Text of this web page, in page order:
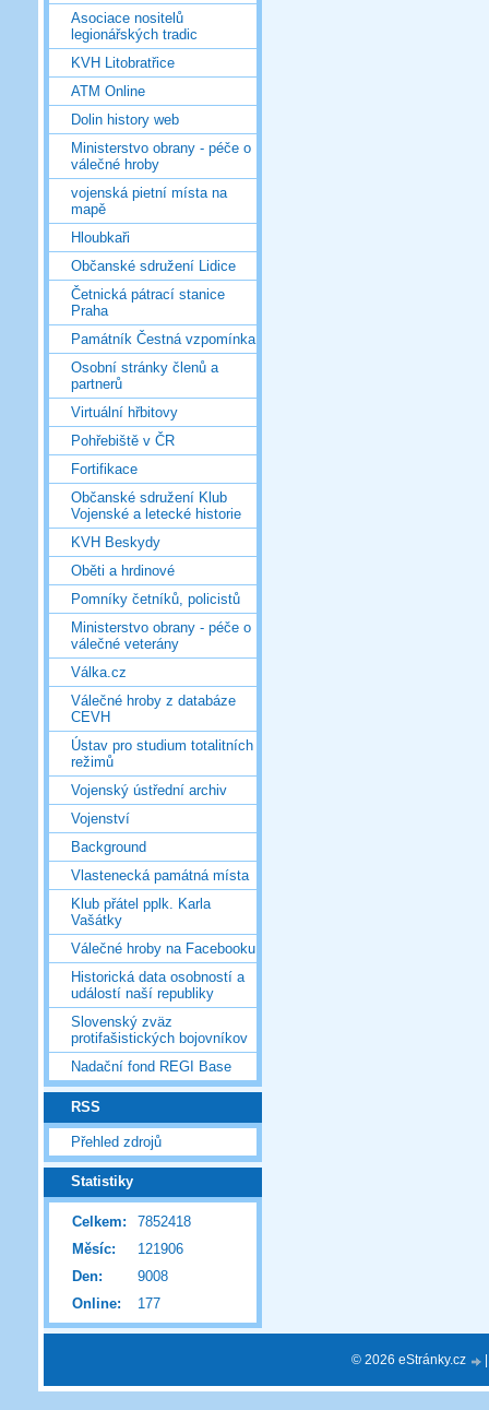
Asociace nositelů
legionářských tradic
KVH Litobratřice
ATM Online
Dolin history web
Ministerstvo obrany - péče o
válečné hroby
vojenská pietní místa na
mapě
Hloubkaři
Občanské sdružení Lidice
Četnická pátrací stanice
Praha
Památník Čestná vzpomínka
Osobní stránky členů a
partnerů
Virtuální hřbitovy
Pohřebiště v ČR
Fortifikace
Občanské sdružení Klub
Vojenské a letecké historie
KVH Beskydy
Oběti a hrdinové
Pomníky četníků, policistů
Ministerstvo obrany - péče o
válečné veterány
Válka.cz
Válečné hroby z databáze
CEVH
Ústav pro studium totalitních
režimů
Vojenský ústřední archiv
Vojenství
Background
Vlastenecká památná místa
Klub přátel pplk. Karla
Vašátky
Válečné hroby na Facebooku
Historická data osobností a
událostí naší republiky
Slovenský zväz
protifašistických bojovníkov
Nadační fond REGI Base
RSS
Přehled zdrojů
Statistiky
Online: 177
Celkem:
7852418
Měsíc:
121906
Den:
9008
© 2026 eStránky.cz